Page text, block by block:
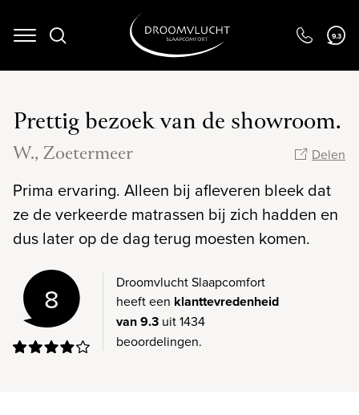
Navigation 9.3
Prettig bezoek van de showroom.
W., Zoetermeer Delen
Prima ervaring. Alleen bij afleveren bleek dat
ze de verkeerde matrassen bij zich hadden en
dus later op de dag terug moesten komen.
8
Droomvlucht Slaapcomfort
heeft een klanttevredenheid
van 9.3 uit 1434
beoordelingen.